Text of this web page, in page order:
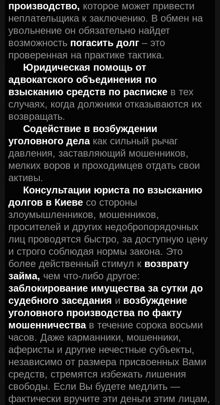
производство, которое может привести
неплательщика к заключению. В обмен на
увольнение он обязательно найдет
возможность погасить долг – это
проверенная на практике тактика.
Юридическая помощь от
адвокатского объединения по
взысканию средств по расписке в тех
случаях, когда должники отказываются их
возвращать.
Содействие в возбуждении
уголовного дела как сильный рычаг
давления, заставляющий мошенников,
мелких воров и проходимцев отдать свои
активы.
Консультации юриста по взысканию
долгов в Киеве со стороны
злоумышленников, мошенников,
просителей и других недобропорядочных
лиц проводятся быстро, за доступную цену
и строго соблюдая нормы закона. Это
более действенный стимул к возврату
займа, чем что-либо другое:
заблокирование имущества за сутки до
судебного заседания и возбуждение
уголовного производства по факту
мошенничества в течение сорока восьми
часов. Даже карманники, мошенники,
аферисты и другие нечестные субъекты,
независимо от размера присвоенных Вами
средств, стремятся избежать лишения
свободы. Если Вы будете медлить —
фактически вручите эти деньги этим лицам,